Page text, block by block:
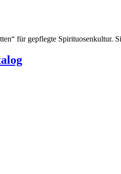
für gepflegte Spirituosenkultur.